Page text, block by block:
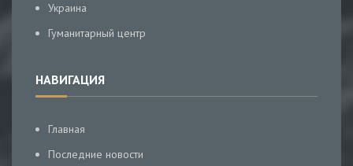
Украина
Гуманитарный центр
НАВИГАЦИЯ
Главная
Последние новости